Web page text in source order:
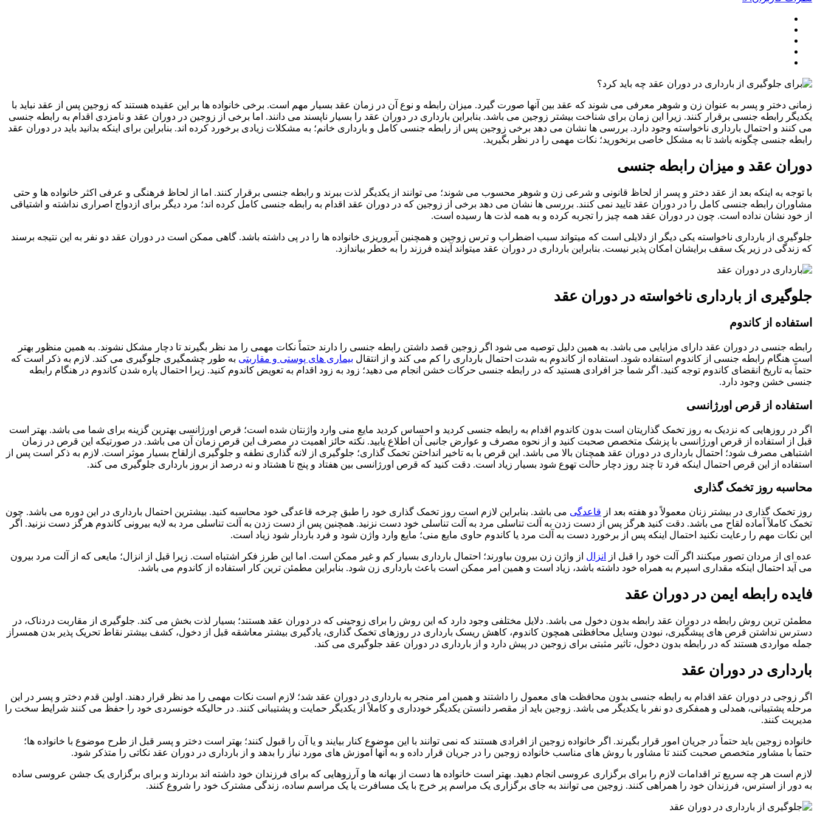
زمانی دختر و پسر به عنوان زن و شوهر معرفی می شوند که عقد بین آنها صورت گیرد. میزان رابطه و نوع آن در زمان عقد بسیار مهم است. برخی خانواده ها بر این عقیده هستند که زوجین پس از عقد نباید با
یکدیگر رابطه جنسی برقرار کنند. زیرا این زمان برای شناخت بیشتر زوجین می باشد. بنابراین بارداری در دوران عقد را بسیار ناپسند می دانند. اما برخی از زوجین در دوران عقد و نامزدی اقدام به رابطه جنسی
می کنند و احتمال بارداری ناخواسته وجود دارد. بررسی ها نشان می دهد برخی زوجین پس از رابطه جنسی کامل و بارداری خانم؛ به مشکلات زیادی برخورد کرده اند. بنابراین برای اینکه بدانید باید در دوران عقد
رابطه جنسی چگونه باشد تا به مشکل خاصی برنخورید؛ نکات مهمی را در نظر بگیرید.
دوران عقد و میزان رابطه جنسی
با توجه به اینکه بعد از عقد دختر و پسر از لحاظ قانونی و شرعی زن و شوهر محسوب می شوند؛ می توانند از یکدیگر لذت ببرند و رابطه جنسی برقرار کنند. اما از لحاظ فرهنگی و عرفی اکثر خانواده ها و حتی
مشاوران رابطه جنسی کامل را در دوران عقد تایید نمی کنند. بررسی ها نشان می دهد برخی از زوجین که در دوران عقد اقدام به رابطه جنسی کامل کرده اند؛ مرد دیگر برای ازدواج اصراری نداشته و اشتیاقی
از خود نشان نداده است. چون در دوران عقد همه چیز را تجربه کرده و به همه لذت ها رسیده است.
جلوگیری از بارداری ناخواسته یکی دیگر از دلایلی است که میتواند سبب اضطراب و ترس زوجین و همچنین آبروریزی خانواده ها را در پی داشته باشد. گاهی ممکن است در دوران عقد دو نفر به این نتیجه برسند
که زندگی در زیر یک سقف برایشان امکان پذیر نیست. بنابراین بارداری در دوران عقد میتواند آینده فرزند را به خطر بیاندازد.
جلوگیری از بارداری ناخواسته در دوران عقد
استفاده از کاندوم
رابطه جنسی در دوران عقد دارای مزایایی می باشد. به همین دلیل توصیه می شود اگر زوجین قصد داشتن رابطه جنسی را دارند حتماً نکات مهمی را مد نظر بگیرند تا دچار مشکل نشوند. به همین منظور بهتر
است هنگام رابطه جنسی از کاندوم استفاده شود. استفاده از کاندوم به شدت احتمال بارداری را کم می کند و از انتقال بیماری های پوستی و مقاربتی به طور چشمگیری جلوگیری می کند. لازم به ذکر است که
حتماً به تاریخ انقضای کاندوم توجه کنید. اگر شما جز افرادی هستید که در رابطه جنسی حرکات خشن انجام می دهید؛ زود به زود اقدام به تعویض کاندوم کنید. زیرا احتمال پاره شدن کاندوم در هنگام رابطه
جنسی خشن وجود دارد.
استفاده از قرص اورژانسی
اگر در روزهایی که نزدیک به روز تخمک گذاریتان است بدون کاندوم اقدام به رابطه جنسی کردید و احساس کردید مایع منی وارد واژنتان شده است؛ قرص اورژانسی بهترین گزینه برای شما می باشد. بهتر است
قبل از استفاده از قرص اورژانسی با پزشک متخصص صحبت کنید و از نحوه مصرف و عوارض جانبی آن اطلاع یابید. نکته حائز اهمیت در مصرف این قرص زمان آن می باشد. در صورتیکه این قرص در زمان
اشتباهی مصرف شود؛ احتمال بارداری در دوران عقد همچنان بالا می باشد. این قرص با به تاخیر انداختن تخمک گذاری؛ جلوگیری از لانه گذاری نطفه و جلوگیری ازلقاح بسیار موثر است. لازم به ذکر است پس از
استفاده از این قرص احتمال اینکه فرد تا چند روز دچار حالت تهوع شود بسیار زیاد است. دقت کنید که قرص اورژانسی بین هفتاد و پنج تا هشتاد و نه درصد از بروز بارداری جلوگیری می کند.
محاسبه روز تخمک گذاری
روز تخمک گذاری در بیشتر زنان معمولاً دو هفته بعد از قاعدگی می باشد. بنابراین لازم است روز تخمک گذاری خود را طبق چرخه قاعدگی خود محاسبه کنید. بیشترین احتمال بارداری در این دوره می باشد. چون
تخمک کاملاً آماده لقاح می باشد. دقت کنید هرگز پس از دست زدن به آلت تناسلی مرد به آلت تناسلی خود دست نزنید. همچنین پس از دست زدن به آلت تناسلی مرد به لایه بیرونی کاندوم هرگز دست نزنید. اگر
این نکات مهم را رعایت نکنید احتمال اینکه پس از برخورد دست به آلت مرد یا کاندوم حاوی مایع منی؛ مایع وارد واژن شود و فرد باردار شود زیاد است.
عده ای از مردان تصور میکنند اگر آلت خود را قبل از انزال از واژن زن بیرون بیاورند؛ احتمال بارداری بسیار کم و غیر ممکن است. اما این طرز فکر اشتباه است. زیرا قبل از انزال؛ مایعی که از آلت مرد بیرون
می آید احتمال اینکه مقداری اسپرم به همراه خود داشته باشد، زیاد است و همین امر ممکن است باعث بارداری زن شود. بنابراین مطمئن ترین کار استفاده از کاندوم می باشد.
فایده رابطه ایمن در دوران عقد
مطمئن ترین روش رابطه در دوران عقد رابطه بدون دخول می باشد. دلایل مختلفی وجود دارد که این روش را برای زوجینی که در دوران عقد هستند؛ بسیار لذت بخش می کند. جلوگیری از مقاربت دردناک، در
دسترس نداشتن قرص های پیشگیری، نبودن وسایل محافظتی همچون کاندوم، کاهش ریسک بارداری در روزهای تخمک گذاری، یادگیری بیشتر معاشقه قبل از دخول، کشف بیشتر نقاط تحریک پذیر بدن همسراز
جمله مواردی هستند که در رابطه بدون دخول، تاثیر مثبتی برای زوجین در پیش دارد و از بارداری در دوران عقد جلوگیری می کند.
بارداری در دوران عقد
اگر زوجی در دوران عقد اقدام به رابطه جنسی بدون محافظت های معمول را داشتند و همین امر منجر به بارداری در دوران عقد شد؛ لازم است نکات مهمی را مد نظر قرار دهند. اولین قدم دختر و پسر در این
مرحله پشتیبانی، همدلی و همفکری دو نفر با یکدیگر می باشد. زوجین باید از مقصر دانستن یکدیگر خودداری و کاملاً از یکدیگر حمایت و پشتیبانی کنند. در حالیکه خونسردی خود را حفظ می کنند شرایط سخت را
مدیریت کنند.
خانواده زوجین باید حتماً در جریان امور قرار بگیرند. اگر خانواده زوجین از افرادی هستند که نمی توانند با این موضوع کنار بیایند و یا آن را قبول کنند؛ بهتر است دختر و پسر قبل از طرح موضوع با خانواده ها؛
حتماً با مشاور متخصص صحبت کنند تا مشاور با روش های مناسب خانواده زوجین را در جریان قرار داده و به آنها آموزش های مورد نیاز را بدهد و از بارداری در دوران عقد نکاتی را متذکر شود.
لازم است هر چه سریع تر اقدامات لازم را برای برگزاری عروسی انجام دهید. بهتر است خانواده ها دست از بهانه ها و آرزوهایی که برای فرزندان خود داشته اند بردارند و برای برگزاری یک جشن عروسی ساده
به دور از استرس، فرزندان خود را همراهی کنند. زوجین می توانند به جای برگزاری یک مراسم پر خرج با یک مسافرت یا یک مراسم ساده، زندگی مشترک خود را شروع کنند.